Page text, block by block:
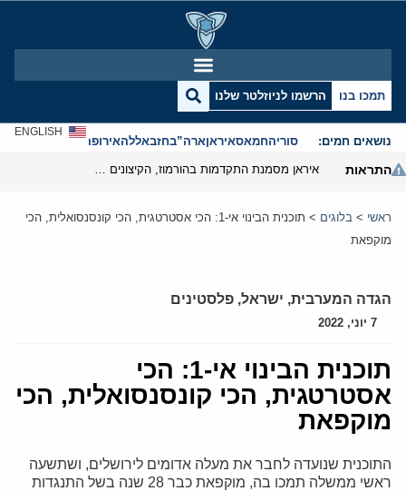
תמכו בנו הרשמו לניוזלטר שלנו
נושאים חמים: סוריהחמאסאיראןארה”בחזבאללהאירופהאנטישמיות
ENGLISH
התראות
ראשי > בלוגים >
תוכנית הבינוי אי-1: הכי אסטרטגית, הכי קונסנסואלית, הכי
מוקפאת
הגדה המערבית, ישראל, פלסטינים
7 יוני, 2022
תוכנית הבינוי אי-1: הכי
אסטרטגית, הכי קונסנסואלית, הכי
מוקפאת
התוכנית שנועדה לחבר את מעלה אדומים לירושלים, ושתשעה
ראשי ממשלה תמכו בה, מוקפאת כבר 28 שנה בשל התנגדות